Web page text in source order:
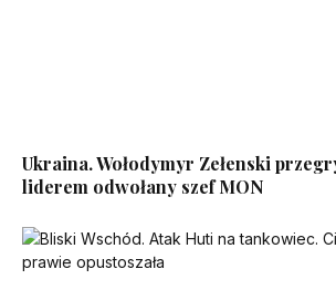
Ukraina. Wołodymyr Zełenski
liderem odwołany szef MON